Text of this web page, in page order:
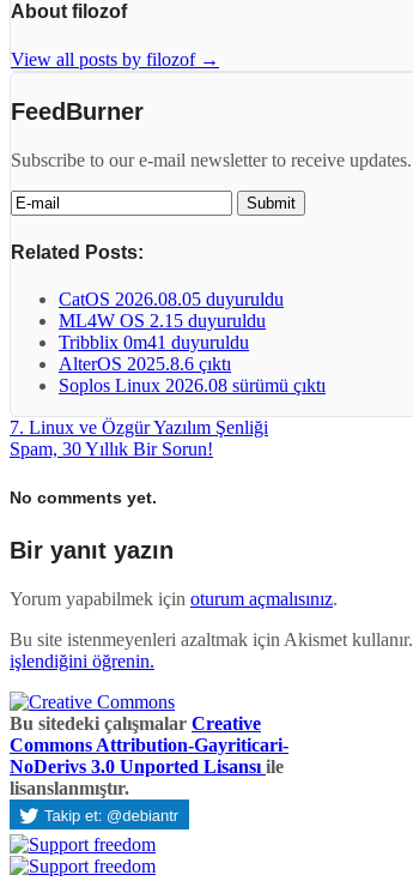
About filozof
View all posts by filozof →
FeedBurner
Subscribe to our e-mail newsletter to receive updates.
Related Posts:
CatOS 2026.08.05 duyuruldu
ML4W OS 2.15 duyuruldu
Tribblix 0m41 duyuruldu
AlterOS 2025.8.6 çıktı
Soplos Linux 2026.08 sürümü çıktı
7. Linux ve Özgür Yazılım Şenliği
Spam, 30 Yıllık Bir Sorun!
No comments yet.
Bir yanıt yazın
Yorum yapabilmek için oturum açmalısınız.
Bu site istenmeyenleri azaltmak için Akismet kullanır.
işlendiğini öğrenin.
Bu sitedeki çalışmalar Creative
Commons Attribution-Gayriticari-
NoDerivs 3.0 Unported Lisansı ile
lisanslanmıştır.